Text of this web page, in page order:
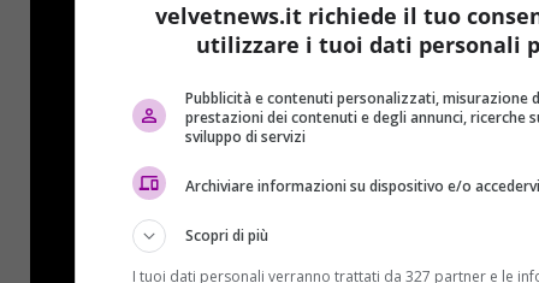
velvetnews.it richiede il tuo
utilizzare i tuoi dati personali
Pubblicità e contenuti personalizzati, misurazione
prestazioni dei contenuti e degli annunci, ricerche
sviluppo di servizi
Archiviare informazioni su dispositivo e/o accedervi
Scopri di più
I tuoi dati personali verranno trattati da 327 partner e le